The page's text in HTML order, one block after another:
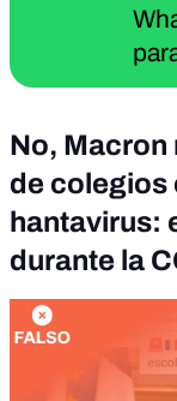
No, Macron
de colegios
hantavirus:
durante la